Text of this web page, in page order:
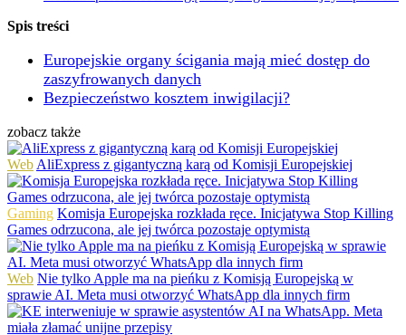
Spis treści
Europejskie organy ścigania mają mieć dostęp do
zaszyfrowanych danych
Bezpieczeństwo kosztem inwigilacji?
zobacz także
Web AliExpress z gigantyczną karą od Komisji Europejskiej
Gaming Komisja Europejska rozkłada ręce. Inicjatywa Stop Killing
Games odrzucona, ale jej twórca pozostaje optymistą
Web Nie tylko Apple ma na pieńku z Komisją Europejską w
sprawie AI. Meta musi otworzyć WhatsApp dla innych firm